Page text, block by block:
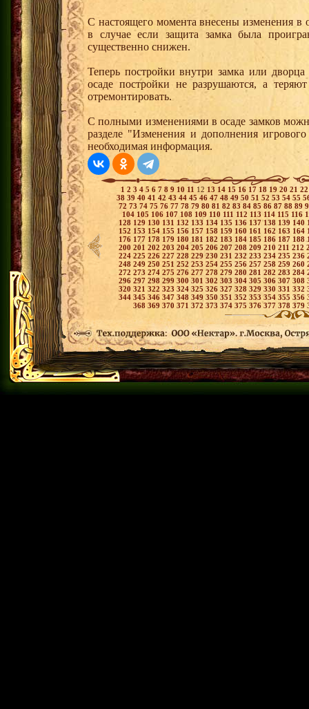
С настоящего момента внесены изменения в
в случае если защита замка была
существенно снижен.
Теперь постройки внутри замка или
осаде постройки не разрушаются, а
отремонтировать.
С полными изменениями в осаде замков
разделе "Изменения и дополнения
необходимая информация.
1 2 3 4 5 6 7 8 9 10 11 12 13 14 15 16 17 18 19 20 21
38 39 40 41 42 43 44 45 46 47 48 49 50 51 52 53 54 55
72 73 74 75 76 77 78 79 80 81 82 83 84 85 86 87 88 89
104 105 106 107 108 109 110 111 112 113 114 115 116
128 129 130 131 132 133 134 135 136 137138 139 140
152 153 154 155 156 157 158 159 160 161 162 163 164
176 177 178 179 180 181 182 183 184 185 186 187 188
200 201 202 203 204 205 206 207 208 209 210 211 212
224 225 226 227 228 229230 231 232 233 234 235 236
248 249 250 251 252 253 254 255 256 257 258 259 260
272 273 274 275 276 277 278 279 280 281 282 283 284
296 297 298 299 300 301 302 303 304 305 306 307 308
320 321 322 323 324 325 326 327 328 329 330 331 332
344 345 346 347 348 349 350 351 352 353 354 355 356
368 369 370 371 372 373 374 375 376377 378 379